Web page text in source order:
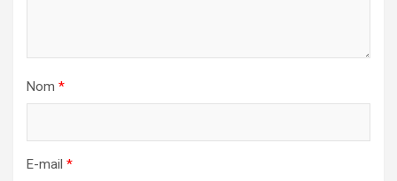
Nom *
E-mail *